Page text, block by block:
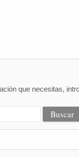
que necesitas,